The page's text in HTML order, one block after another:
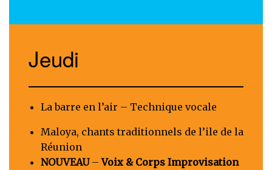
Jeudi
La barre en l’air – Technique vocale
Maloya, chants traditionnels de l’ile de la
Réunion
NOUVEAU–Voix & Corps Improvisation